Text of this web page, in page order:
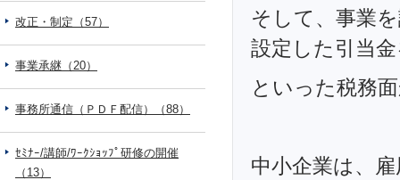
そして、事業
設定した引当
といった税務
中小企業は、
改正・制定（57）
事業承継（20）
事務所通信（ＰＤＦ配信）（88）
ｾﾐﾅｰ/講師/ﾜｰｸｼｮｯﾌﾟ研修の開催
（13）